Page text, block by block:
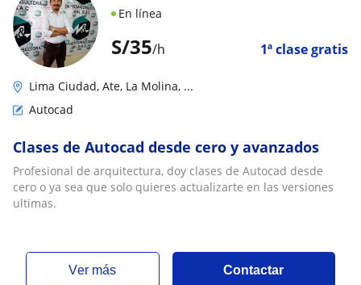
S/35/h 1ª clase gratis
En línea
Lima Ciudad, Ate, La Molina, ...
Autocad
Clases de Autocad desde cero y avanzados
Profesional de arquitectura, doy clases de Autocad desde
cero o ya sea que solo quieres actualizarte en las versiones
ultimas.
ver más Contactar